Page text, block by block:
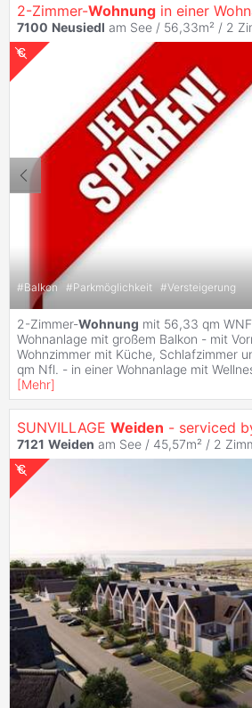
2-Zimmer-Wohnung in einer
7100 Neusiedl am See / 56,33m² / 2
#Balkon #Parkmöglichkeit #Versteigerung
2-Zimmer-Wohnung mit 56,33 qm
Wohnanlage mit großem Balkon - mit
Wohnzimmer mit Küche, Schlafzimmer
qm Nfl. - in einer Wohnanlage mit
[Mehr]
SUNVILLAGE Weiden - serviced by NILS
7121 Weiden am See / 45,57m² / 2